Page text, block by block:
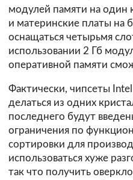
модулей памяти на один
и материнские платы на
оснащаться четырьмя
использовании 2 Гб
оперативной памяти
Фактически, чипсеты
делаться из одних
последнего будут
ограничения по
сортировки для
использоваться хуже
так что получить